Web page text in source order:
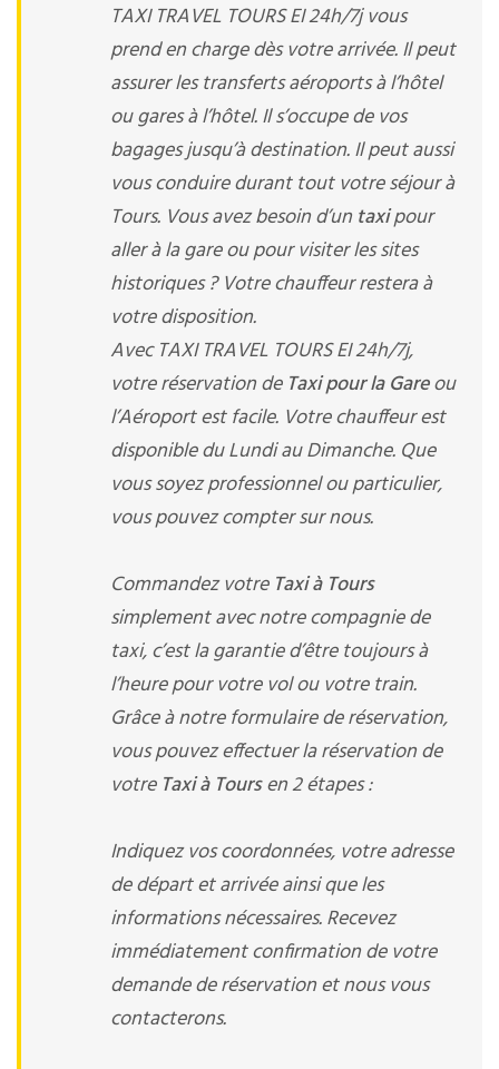
TAXI TRAVEL TOURS EI 24h/7j vous
prend en charge dès votre arrivée. Il peut
assurer les transferts aéroports à l’hôtel
ou gares à l’hôtel. Il s’occupe de vos
bagages jusqu’à destination. Il peut aussi
vous conduire durant tout votre séjour à
Tours. Vous avez besoin d’un taxipour
aller à la gare ou pour visiter les sites
historiques ? Votre chauffeur restera à
votre disposition.
Avec TAXI TRAVEL TOURS EI 24h/7j,
votre réservation de Taxi pour la Gareou
l’Aéroport est facile. Votre chauffeur est
disponible du Lundi au Dimanche. Que
vous soyez professionnel ou particulier,
vous pouvez compter sur nous.
Commandez votre Taxi à Tours
simplement avec notre compagnie de
taxi, c’est la garantie d’être toujours à
l’heure pour votre vol ou votre train.
Grâce à notre formulaire de réservation,
vous pouvez effectuer la réservation de
votre Taxi à Toursen 2 étapes :
Indiquez vos coordonnées, votre adresse
de départ et arrivée ainsi que les
informations nécessaires. Recevez
immédiatement confirmation de votre
demande de réservation et nous vous
contacterons.